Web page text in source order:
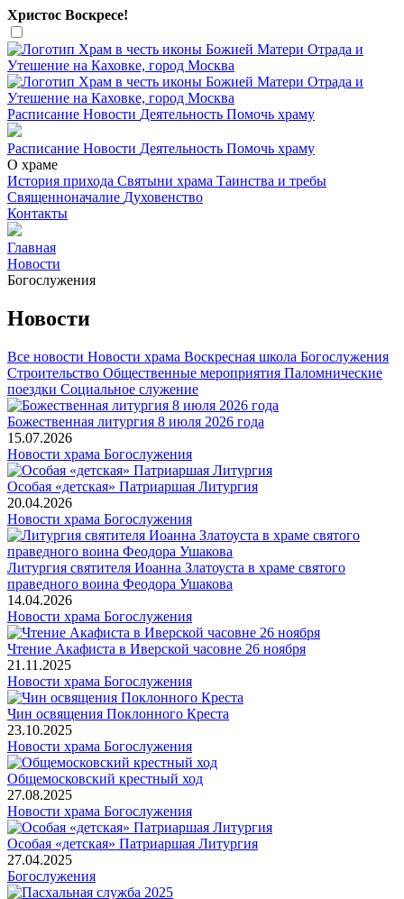
Христос Воскресе!
Расписание Новости Деятельность Помочь храму
Расписание Новости Деятельность Помочь храму
О храме
История прихода Святыни храма Таинства и требы
Священноначалие Духовенство
Контакты
Главная
Новости
Богослужения
Новости
Все новости Новости храма Воскресная школа Богослужения
Строительство Общественные мероприятия Паломнические
поездки Социальное служение
Божественная литургия 8 июля 2026 года
15.07.2026
Новости храма Богослужения
Особая «детская» Патриаршая Литургия
20.04.2026
Новости храма Богослужения
Литургия святителя Иоанна Златоуста в храме святого
праведного воина Феодора Ушакова
14.04.2026
Новости храма Богослужения
Чтение Акафиста в Иверской часовне 26 ноября
21.11.2025
Новости храма Богослужения
Чин освящения Поклонного Креста
23.10.2025
Новости храма Богослужения
Общемосковский крестный ход
27.08.2025
Новости храма Богослужения
Особая «детская» Патриаршая Литургия
27.04.2025
Богослужения